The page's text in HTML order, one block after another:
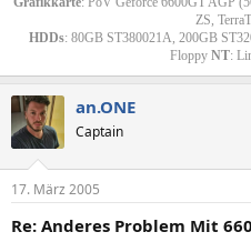
ZS,
HDDs: 80GB ST380021A, 200GB
Floppy NT:
an.ONE
Captain
17. März 2005
Re: Anderes Problem Mit